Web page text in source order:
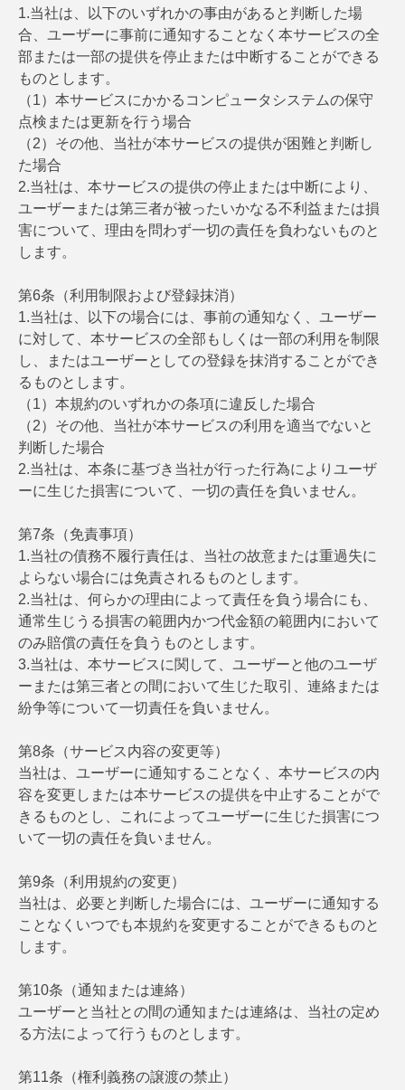
1.当社は、以下のいずれかの事由があると判断した場
合、ユーザーに事前に通知することなく本サービスの全
部または一部の提供を停止または中断することができる
ものとします。
（1）本サービスにかかるコンピュータシステムの保守
点検または更新を行う場合
（2）その他、当社が本サービスの提供が困難と判断し
た場合
2.当社は、本サービスの提供の停止または中断により、
ユーザーまたは第三者が被ったいかなる不利益または損
害について、理由を問わず一切の責任を負わないものと
します。
第6条（利用制限および登録抹消）
1.当社は、以下の場合には、事前の通知なく、ユーザー
に対して、本サービスの全部もしくは一部の利用を制限
し、またはユーザーとしての登録を抹消することができ
るものとします。
（1）本規約のいずれかの条項に違反した場合
（2）その他、当社が本サービスの利用を適当でないと
判断した場合
2.当社は、本条に基づき当社が行った行為によりユーザ
ーに生じた損害について、一切の責任を負いません。
第7条（免責事項）
1.当社の債務不履行責任は、当社の故意または重過失に
よらない場合には免責されるものとします。
2.当社は、何らかの理由によって責任を負う場合にも、
通常生じうる損害の範囲内かつ代金額の範囲内において
のみ賠償の責任を負うものとします。
3.当社は、本サービスに関して、ユーザーと他のユーザ
ーまたは第三者との間において生じた取引、連絡または
紛争等について一切責任を負いません。
第8条（サービス内容の変更等）
当社は、ユーザーに通知することなく、本サービスの内
容を変更しまたは本サービスの提供を中止することがで
きるものとし、これによってユーザーに生じた損害につ
いて一切の責任を負いません。
第9条（利用規約の変更）
当社は、必要と判断した場合には、ユーザーに通知する
ことなくいつでも本規約を変更することができるものと
します。
第10条（通知または連絡）
ユーザーと当社との間の通知または連絡は、当社の定め
る方法によって行うものとします。
第11条（権利義務の譲渡の禁止）